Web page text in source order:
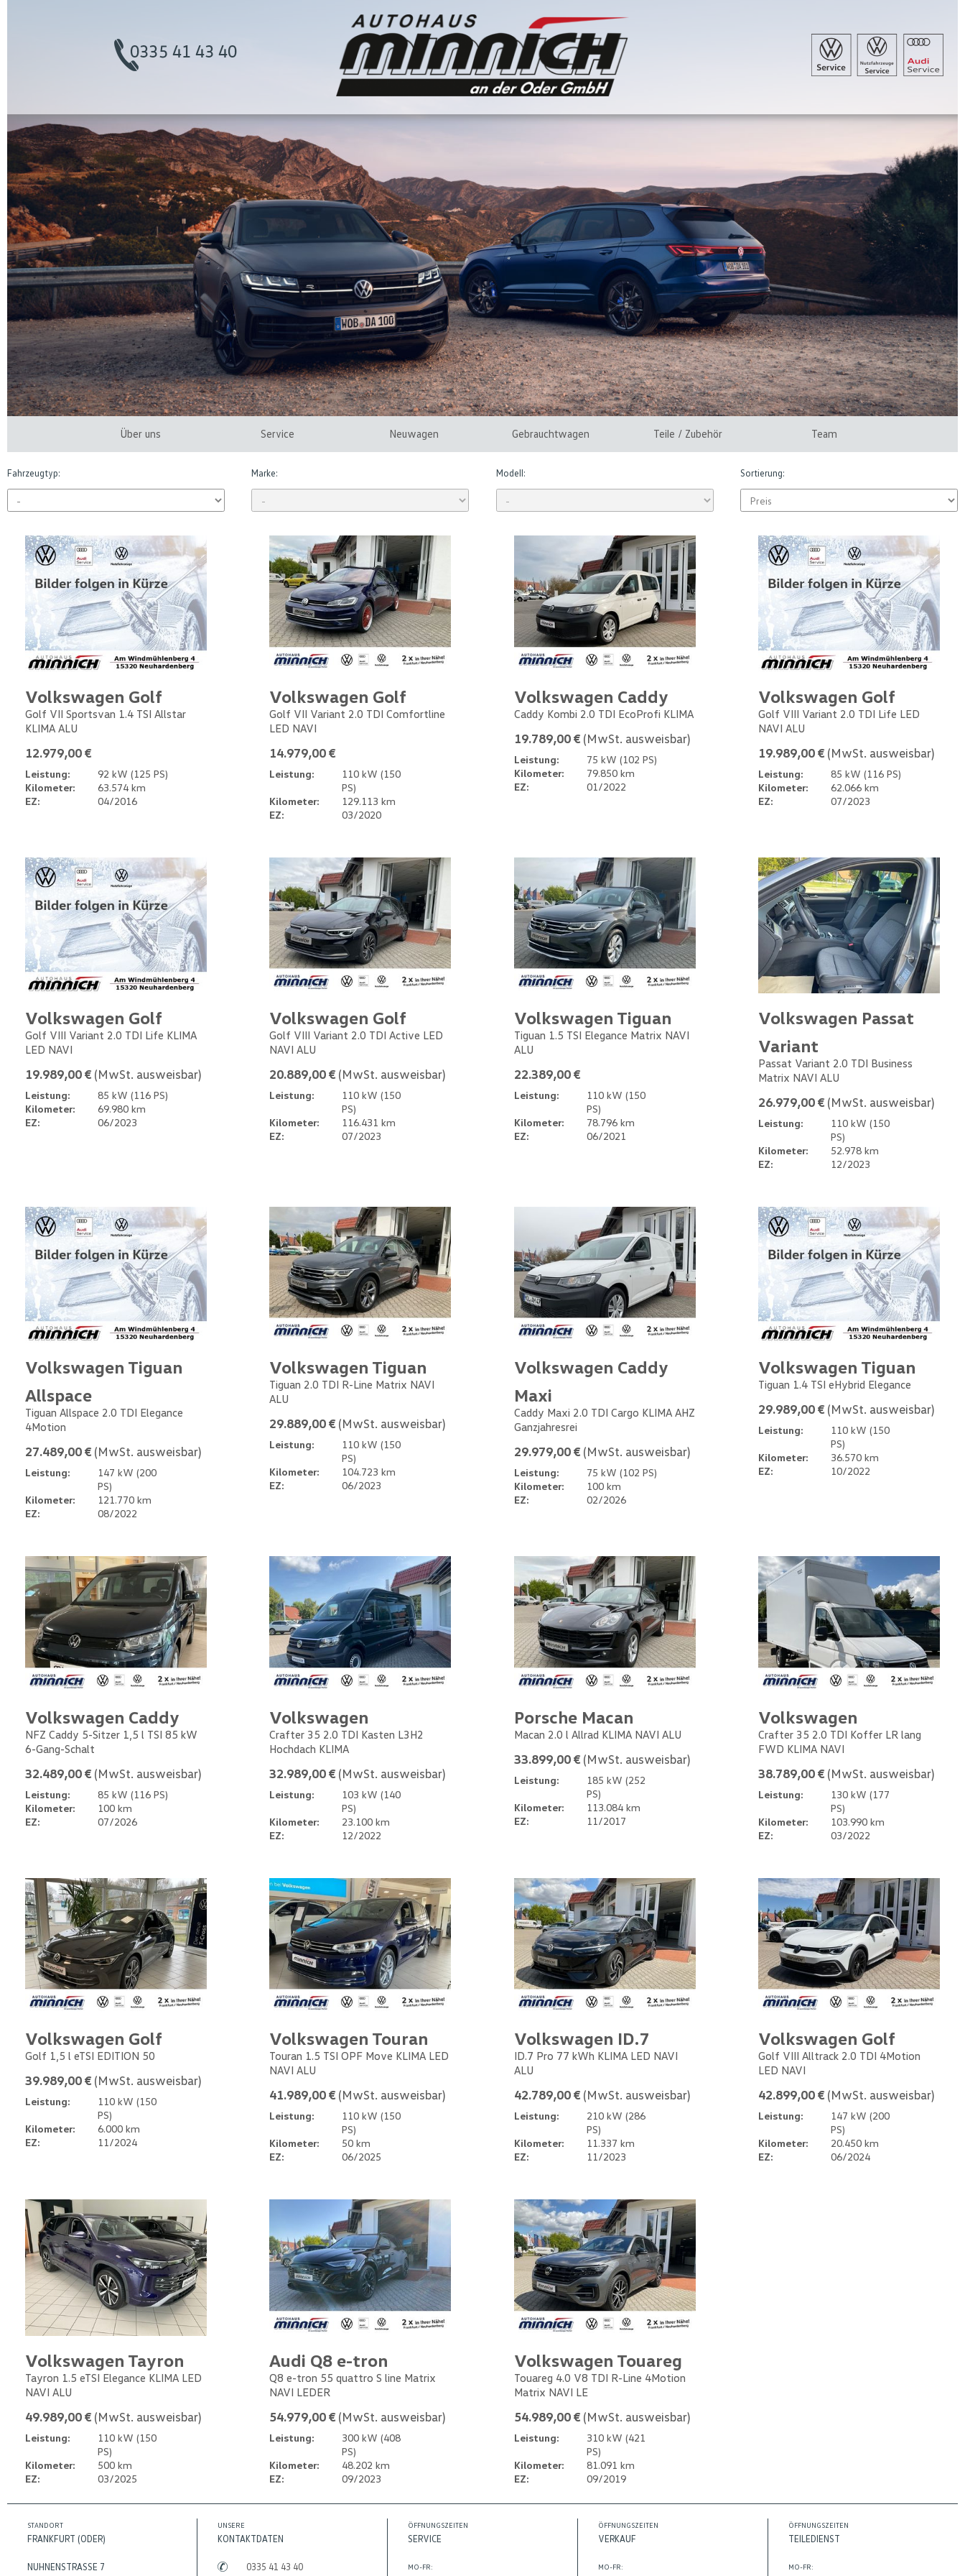
Über uns Service Neuwagen Gebrauchtwagen Teile / Zubehör Team
Fahrzeugtyp: Marke: Modell: Sortierung:
Volkswagen Golf
Golf VII Sportsvan 1.4 TSI Allstar
KLIMA ALU
12.979,00 €
Leistung:
92 kW (125 PS)
Kilometer:
63.574 km
EZ:
04/2016
Volkswagen Golf
Golf VII Variant 2.0 TDI Comfortline
LED NAVI
14.979,00 €
Leistung:
110 kW (150
PS)
Kilometer:
129.113 km
EZ:
03/2020
Volkswagen Caddy
Caddy Kombi 2.0 TDI EcoProfi KLIMA
19.789,00 € (MwSt. ausweisbar)
Leistung:
75 kW (102 PS)
Kilometer:
79.850 km
EZ:
01/2022
Volkswagen Golf
Golf VIII Variant 2.0 TDI Life LED
NAVI ALU
19.989,00 € (MwSt. ausweisbar)
Leistung:
85 kW (116 PS)
Kilometer:
62.066 km
EZ:
07/2023
Volkswagen Golf
Golf VIII Variant 2.0 TDI Life KLIMA
LED NAVI
19.989,00 € (MwSt. ausweisbar)
Leistung:
85 kW (116 PS)
Kilometer:
69.980 km
EZ:
06/2023
Volkswagen Golf
Golf VIII Variant 2.0 TDI Active LED
NAVI ALU
20.889,00 € (MwSt. ausweisbar)
Leistung:
110 kW (150
PS)
Kilometer:
116.431 km
EZ:
07/2023
Volkswagen Tiguan
Tiguan 1.5 TSI Elegance Matrix NAVI
ALU
22.389,00 €
Leistung:
110 kW (150
PS)
Kilometer:
78.796 km
EZ:
06/2021
Volkswagen Passat
Variant
Passat Variant 2.0 TDI Business
Matrix NAVI ALU
26.979,00 € (MwSt. ausweisbar)
Leistung:
110 kW (150
PS)
Kilometer:
52.978 km
EZ:
12/2023
Volkswagen Tiguan
Allspace
Tiguan Allspace 2.0 TDI Elegance
4Motion
27.489,00 € (MwSt. ausweisbar)
Leistung:
147 kW (200
PS)
Kilometer:
121.770 km
EZ:
08/2022
Volkswagen Tiguan
Tiguan 2.0 TDI R-Line Matrix NAVI
ALU
29.889,00 € (MwSt. ausweisbar)
Leistung:
110 kW (150
PS)
Kilometer:
104.723 km
EZ:
06/2023
Volkswagen Caddy
Maxi
Caddy Maxi 2.0 TDI Cargo KLIMA AHZ
Ganzjahresrei
29.979,00 € (MwSt. ausweisbar)
Leistung:
75 kW (102 PS)
Kilometer:
100 km
EZ:
02/2026
Volkswagen Tiguan
Tiguan 1.4 TSI eHybrid Elegance
29.989,00 € (MwSt. ausweisbar)
Leistung:
110 kW (150
PS)
Kilometer:
36.570 km
EZ:
10/2022
Volkswagen Caddy
NFZ Caddy 5-Sitzer 1,5 l TSI 85 kW
6-Gang-Schalt
32.489,00 € (MwSt. ausweisbar)
Leistung:
85 kW (116 PS)
Kilometer:
100 km
EZ:
07/2026
Volkswagen
Crafter 35 2.0 TDI Kasten L3H2
Hochdach KLIMA
32.989,00 € (MwSt. ausweisbar)
Leistung:
103 kW (140
PS)
Kilometer:
23.100 km
EZ:
12/2022
Porsche Macan
Macan 2.0 l Allrad KLIMA NAVI ALU
33.899,00 € (MwSt. ausweisbar)
Leistung:
185 kW (252
PS)
Kilometer:
113.084 km
EZ:
11/2017
Volkswagen
Crafter 35 2.0 TDI Koffer LR lang
FWD KLIMA NAVI
38.789,00 € (MwSt. ausweisbar)
Leistung:
130 kW (177
PS)
Kilometer:
103.990 km
EZ:
03/2022
Volkswagen Golf
Golf 1,5 l eTSI EDITION 50
39.989,00 € (MwSt. ausweisbar)
Leistung:
110 kW (150
PS)
Kilometer:
6.000 km
EZ:
11/2024
Volkswagen Touran
Touran 1.5 TSI OPF Move KLIMA LED
NAVI ALU
41.989,00 € (MwSt. ausweisbar)
Leistung:
110 kW (150
PS)
Kilometer:
50 km
EZ:
06/2025
Volkswagen ID.7
ID.7 Pro 77 kWh KLIMA LED NAVI
ALU
42.789,00 € (MwSt. ausweisbar)
Leistung:
210 kW (286
PS)
Kilometer:
11.337 km
EZ:
11/2023
Volkswagen Golf
Golf VIII Alltrack 2.0 TDI 4Motion
LED NAVI
42.899,00 € (MwSt. ausweisbar)
Leistung:
147 kW (200
PS)
Kilometer:
20.450 km
EZ:
06/2024
Volkswagen Tayron
Tayron 1.5 eTSI Elegance KLIMA LED
NAVI ALU
49.989,00 € (MwSt. ausweisbar)
Leistung:
110 kW (150
PS)
Kilometer:
500 km
EZ:
03/2025
Audi Q8 e-tron
Q8 e-tron 55 quattro S line Matrix
NAVI LEDER
54.979,00 € (MwSt. ausweisbar)
Leistung:
300 kW (408
PS)
Kilometer:
48.202 km
EZ:
09/2023
Volkswagen Touareg
Touareg 4.0 V8 TDI R-Line 4Motion
Matrix NAVI LE
54.989,00 € (MwSt. ausweisbar)
Leistung:
310 kW (421
PS)
Kilometer:
81.091 km
EZ:
09/2019
STANDORT
FRANKFURT (ODER)
NUHNENSTRASSE 7
UNSERE
KONTAKTDATEN
0335 41 43 40
ÖFFNUNGSZEITEN
SERVICE
MO-FR:
ÖFFNUNGSZEITEN
VERKAUF
MO-FR:
ÖFFNUNGSZEITEN
TEILEDIENST
MO-FR: